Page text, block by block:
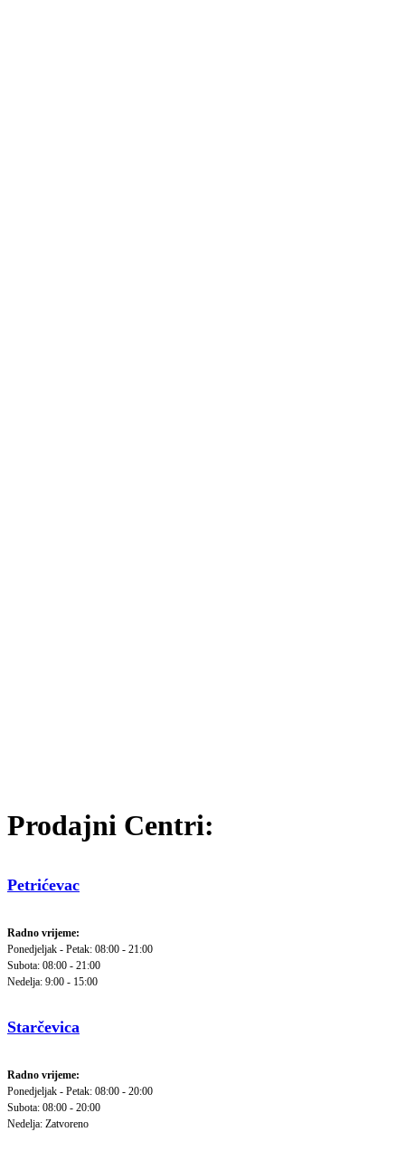
Prodajni Centri:
Petrićevac
Radno vrijeme:
Ponedjeljak - Petak: 08:00 - 21:00
Subota: 08:00 - 21:00
Nedelja: 9:00 - 15:00
Starčevica
Radno vrijeme:
Ponedjeljak - Petak: 08:00 - 20:00
Subota: 08:00 - 20:00
Nedelja: Zatvoreno